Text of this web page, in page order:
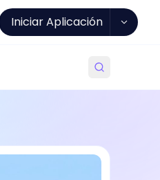
Iniciar Aplicación